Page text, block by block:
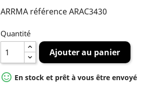
ARRMA référence ARAC3430
Quantité
Ajouter au panier
 En stock et prêt à vous être envoyé